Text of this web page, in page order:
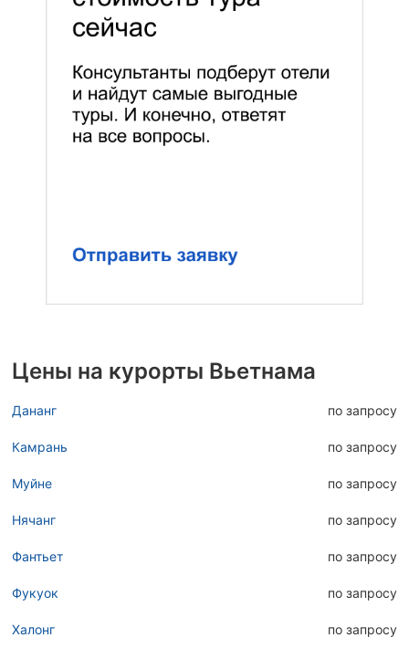
Цены на курорты Вьетнама
Дананг по запросу
Камрань по запросу
Муйне по запросу
Нячанг по запросу
Фантьет по запросу
Фукуок по запросу
Халонг по запросу